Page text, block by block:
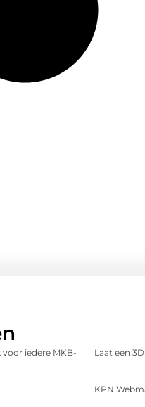
iedere MKB-
Laat een
KPN